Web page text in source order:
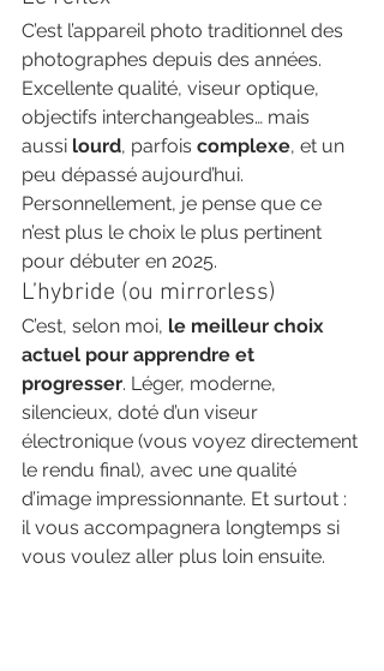
C’est l’appareil photo traditionnel des
photographes depuis des années.
Excellente qualité, viseur optique,
objectifs interchangeables… mais
aussi lourd, parfois complexe, et un
peu dépassé aujourd’hui.
Personnellement, je pense que ce
n’est plus le choix le plus pertinent
pour débuter en 2025.
L’hybride (ou mirrorless)
C’est, selon moi, le meilleur choix
actuel pour apprendre et
progresser. Léger, moderne,
silencieux, doté d’un viseur
électronique (vous voyez directement
le rendu final), avec une qualité
d’image impressionnante. Et surtout :
il vous accompagnera longtemps si
vous voulez aller plus loin ensuite.